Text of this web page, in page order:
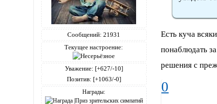
Сообщений: 21931
Текущее настроение:
Уважение: [+627/-10]
Позитив: [+1063/-0]
Награды:
Есть куча
понаблюдать
решения с
0